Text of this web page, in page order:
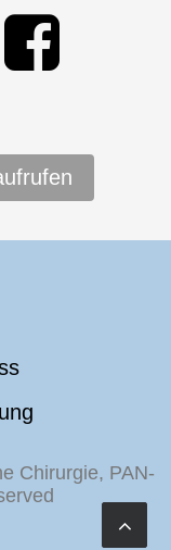
Chirurgie, PAN-